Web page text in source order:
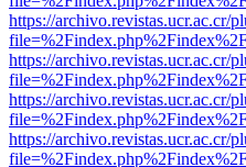
https://archivo.revistas.ucr.ac.cr/
https://archivo.revistas.ucr.ac.cr/
https://archivo.revistas.ucr.ac.cr/
https://archivo.revistas.ucr.ac.cr/